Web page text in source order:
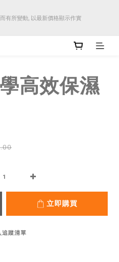
有所變動, 以最新價格顯示作實
所有快件自取訊息通知將全部改為透過官
高效保濕
立即購買
追蹤清單